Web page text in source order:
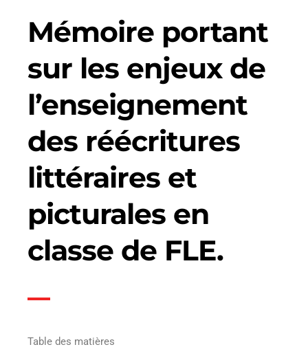
Mémoire portant
sur les enjeux de
l’enseignement
des réécritures
littéraires et
picturales en
classe de FLE.
Table des matières